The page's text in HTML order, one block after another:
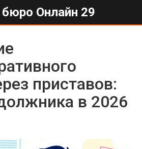
Онлайн 29
приставов:
в 2026